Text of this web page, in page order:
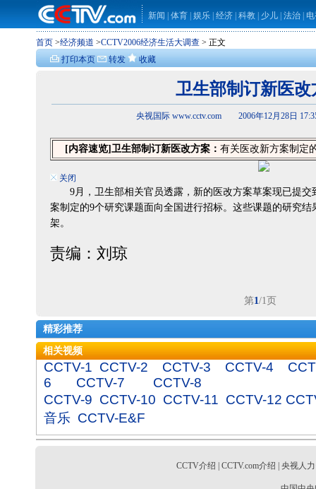
新闻 体育 娱乐 经济 科教 少儿 法治
首页 >经济频道 >CCTV2006经济生活大调查 > 正文
打印本页
转发 收藏
关闭
卫生部制订新医改
央视国际 www.cctv.com 2006年12月28日
[内容速览] 卫生部制订新医改方案： 有关医改新方案制定
9月，卫生部相关官员透露，新的医改方案草案现已提交
案制定的9个研究课题面向全国进行招标。这些课题的研究
架。
责编：刘琼
第1/1页
精彩推荐
相关视频
CCTV-1 CCTV-2 CCTV-3 CCTV-4
6
CCTV-7
CCTV-8
CCTV-9 CCTV-10 CCTV-11 CCTV-12
音乐 CCTV-E&F
CCTV介绍 CCTV.com介绍 央视人